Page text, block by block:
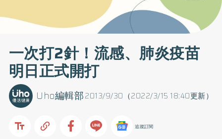
一次打2針！流感、肺炎疫苗
明日正式開打
2013/9/30（2022/3/15 18:40更新）
Uho編輯部
追蹤訂閱